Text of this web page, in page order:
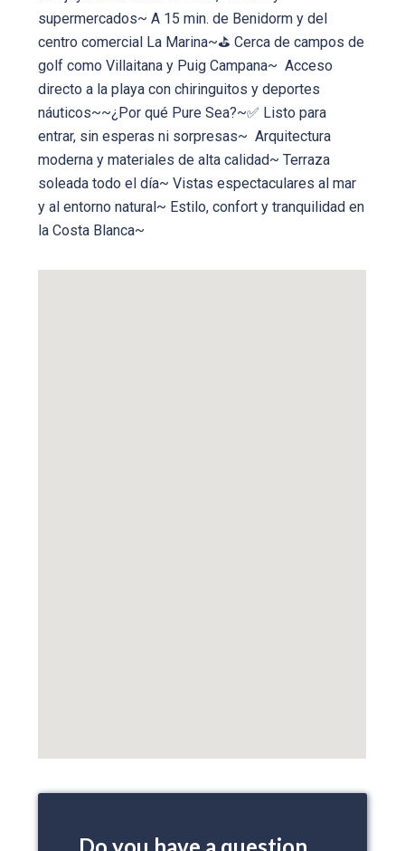
supermercados~ A 15 min. de Benidorm y del
centro comercial La Marina~⛳ Cerca de campos de
golf como Villaitana y Puig Campana~ ️ Acceso
directo a la playa con chiringuitos y deportes
náuticos~~¿Por qué Pure Sea?~✅ Listo para
entrar, sin esperas ni sorpresas~ ️ Arquitectura
moderna y materiales de alta calidad~ Terraza
soleada todo el día~ Vistas espectaculares al mar
y al entorno natural~ Estilo, confort y tranquilidad en
la Costa Blanca~